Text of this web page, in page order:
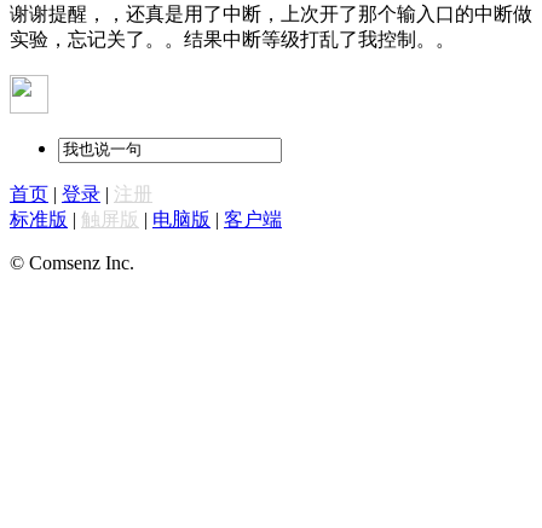
谢谢提醒，，还真是用了中断，上次开了那个输入口的中断做
实验，忘记关了。。结果中断等级打乱了我控制。。
首页 | 登录 | 注册
标准版 | 触屏版 | 电脑版 | 客户端
© Comsenz Inc.